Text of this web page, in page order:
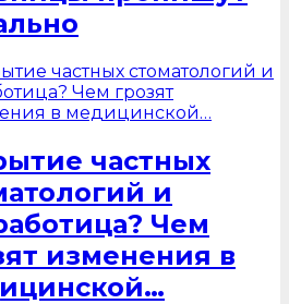
частных
и
Чем
изменения в